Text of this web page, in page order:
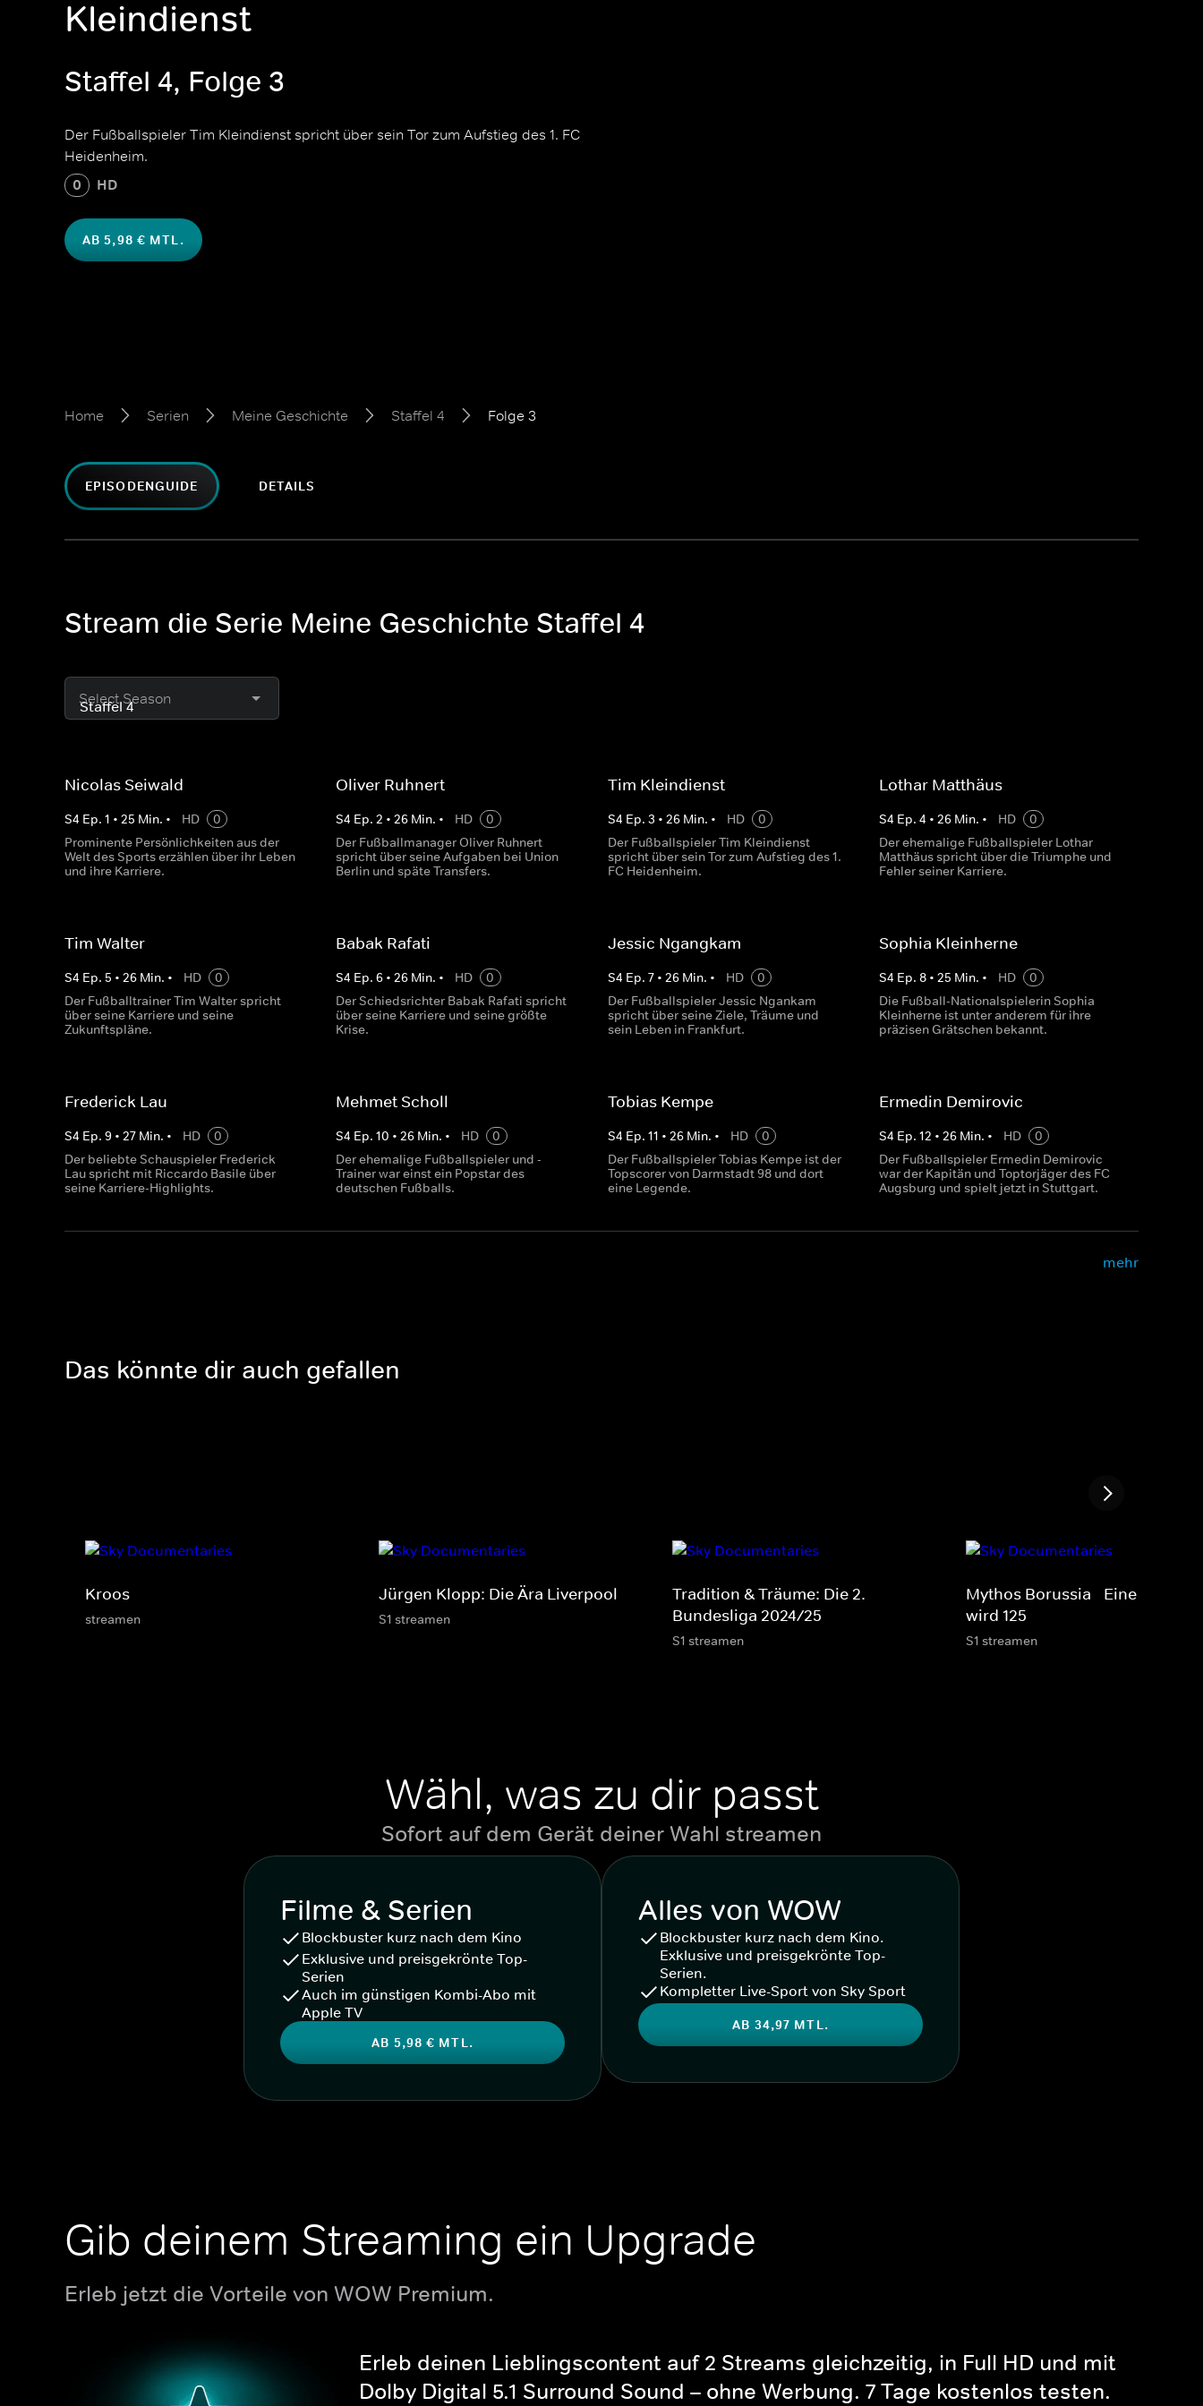
Kleindienst
Staffel 4, Folge 3
Der Fußballspieler Tim Kleindienst spricht über sein Tor zum Aufstieg des 1. FC
Heidenheim.
0 HD
AB 5,98 € MTL.
Home Serien Meine Geschichte Staffel 4 Folge 3
EPISODENGUIDE DETAILS
Stream die Serie Meine Geschichte Staffel 4
Select Season
Nicolas Seiwald
S4 Ep. 1 • 25 Min. • HD
0
Prominente Persönlichkeiten aus der
Welt des Sports erzählen über ihr Leben
und ihre Karriere.
Oliver Ruhnert
S4 Ep.2 •26 Min. • HD
0
Der Fußballmanager Oliver Ruhnert
spricht über seine Aufgaben bei Union
Berlin und späte Transfers.
Tim Kleindienst
S4 Ep. 3 • 26Min. • HD
0
Der Fußballspieler Tim Kleindienst
spricht über sein Tor zum Aufstieg des 1.
FC Heidenheim.
Lothar Matthäus
S4 Ep. 4 • 26Min. • HD
0
Der ehemalige Fußballspieler Lothar
Matthäus spricht über die Triumphe und
Fehler seiner Karriere.
Tim Walter
S4 Ep. 5 • 26 Min. • HD
0
Der Fußballtrainer Tim Walter spricht
über seine Karriere und seine
Zukunftspläne.
Babak Rafati
S4 Ep.6 •26 Min. • HD
0
Der Schiedsrichter Babak Rafati spricht
über seine Karriere und seine größte
Krise.
Jessic Ngangkam
S4 Ep. 7• 26Min. • HD
0
Der Fußballspieler Jessic Ngankam
spricht über seine Ziele, Träume und
sein Leben in Frankfurt.
Sophia Kleinherne
S4 Ep. 8• 25 Min. • HD
0
Die Fußball-Nationalspielerin Sophia
Kleinherne ist unter anderem für ihre
präzisen Grätschen bekannt.
Frederick Lau
S4 Ep. 9 • 27 Min. • HD
0
Der beliebte Schauspieler Frederick
Lau spricht mit Riccardo Basile über
seine Karriere-Highlights.
Mehmet Scholl
S4 Ep.10 •26 Min. • HD
0
Der ehemalige Fußballspieler und -
Trainer war einst ein Popstar des
deutschen Fußballs.
Tobias Kempe
S4 Ep. 11 • 26Min. • HD
0
Der Fußballspieler Tobias Kempe ist der
Topscorer von Darmstadt 98 und dort
eine Legende.
Ermedin Demirovic
S4 Ep. 12 • 26Min. • HD
0
Der Fußballspieler Ermedin Demirovic
war der Kapitän und Toptorjäger des FC
Augsburg und spielt jetzt in Stuttgart.
mehr
Das könnte dir auch gefallen
Kroos
streamen
Jürgen Klopp: Die Ära Liverpool
S1 streamen
Tradition & Träume: Die 2.
Bundesliga 2024/25
S1 streamen
Mythos Borussia - Eine
wird 125
S1 streamen
Wähl, was zu dir passt
Sofort auf dem Gerät deiner Wahl streamen
Filme & Serien
Blockbuster kurz nach dem Kino
Exklusive und preisgekrönte Top-
Serien
Auch im günstigen Kombi-Abo mit
Apple TV
AB 5,98 € MTL.
Alles von WOW
Blockbuster kurz nach dem Kino.
Exklusive und preisgekrönte Top-
Serien.
Kompletter Live-Sport von Sky Sport
AB 34,97 MTL.
Gib deinem Streaming ein Upgrade
Erleb jetzt die Vorteile von WOW Premium.
Erleb deinen Lieblingscontent auf 2 Streams gleichzeitig, in Full HD und mit
Dolby Digital 5.1 Surround Sound – ohne Werbung. 7 Tage kostenlos testen.